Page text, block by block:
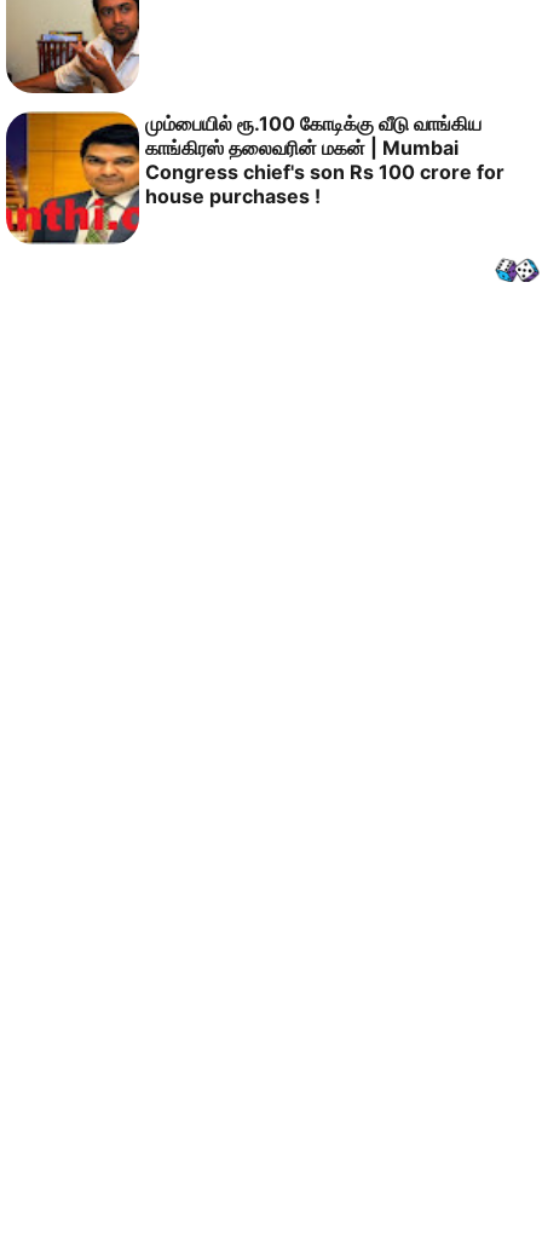
மும்பையில் ரூ.100 கோடிக்கு வீடு வாங்கிய
காங்கிரஸ் தலைவரின் மகன் | Mumbai
Congress chief's son Rs 100 crore for
house purchases !